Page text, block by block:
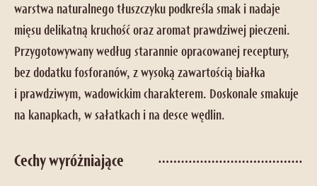
warstwa naturalnego tłuszczyku podkreśla smak i nadaje
mięsu delikatną kruchość oraz aromat prawdziwej pieczeni.
Przygotowywany według starannie opracowanej receptury,
bez dodatku fosforanów, z wysoką zawartością białka
i prawdziwym, wadowickim charakterem. Doskonale smakuje
na kanapkach, w sałatkach i na desce wędlin.
Cechy wyróżniające